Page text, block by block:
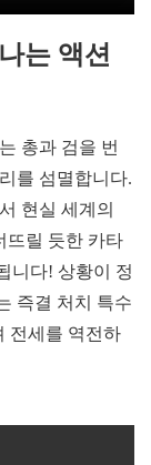
는 액션
총과 검을 번
를 섬멸합니다.
현실 세계의
뜨릴 듯한 카타
니다! 상황이 정
즉결 처치 특수
전세를 역전하